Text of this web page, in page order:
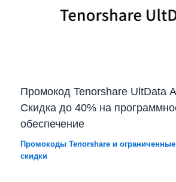
Промокод Tenorshare UltData
Скидка до 40% на
обеспечение
Промокоды Tenorshare и
скидки